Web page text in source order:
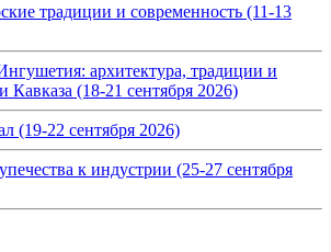
традиции и современность (11-13
архитектура, традиции и
Кавказа (18-21 сентября 2026)
22 сентября 2026)
к индустрии (25-27 сентября